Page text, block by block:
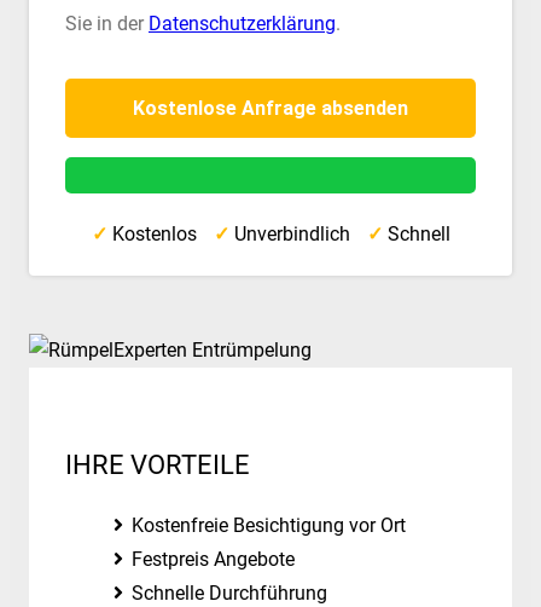
Sie in der Datenschutzerklärung.
✓ Kostenlos ✓ Unverbindlich ✓ Schnell
IHRE VORTEILE
Kostenfreie Besichtigung vor Ort
Festpreis Angebote
Schnelle Durchführung